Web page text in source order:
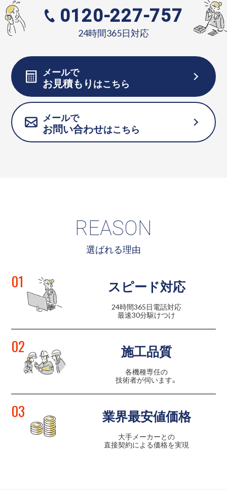
0120-227-757
24時間365日対応
メールで
お見積もりはこちら
メールで
お問い合わせはこちら
REASON
選ばれる理由
01 スピード対応
24時間365日電話対応
最速30分駆けつけ
02 施工品質
各機種専任の
技術者が伺います。
03 業界最安値価格
大手メーカーとの
直接契約による価格を実現